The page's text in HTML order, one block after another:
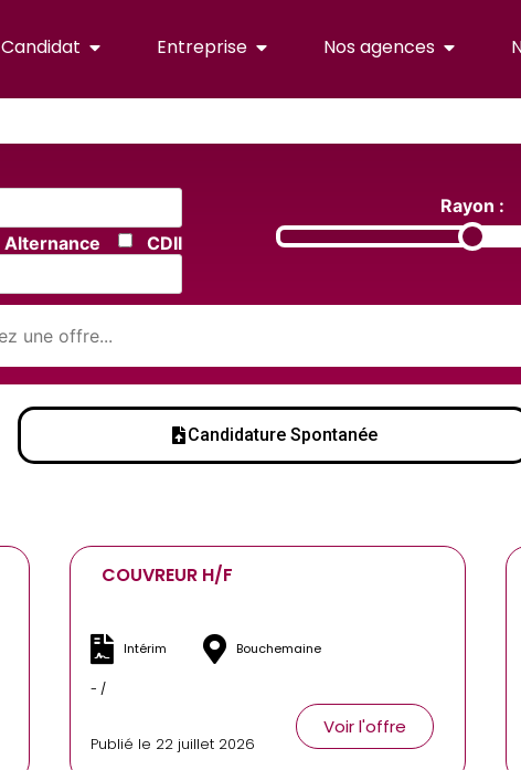
Candidat Entreprise Nos agences
Alternance CDII
Rayon :
Candidature Spontanée
COUVREUR H/F
Intérim Bouchemaine
- /
Publié le 22 juillet 2026
Voir l'offre